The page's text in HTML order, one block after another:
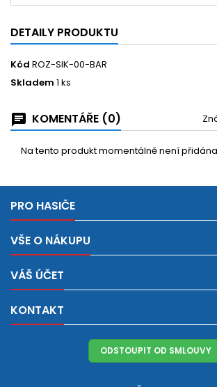
DETAILY PRODUKTU
Kód ROZ-SIK-00-BAR
Skladem 1 ks
KOMENTÁŘE (0)
Na tento produkt momentálně není
PRO HASIČE
VŠE O NÁKUPU
VÁŠ ÚČET
KONTAKT
ODSTOUPIT OD SMLOUVY